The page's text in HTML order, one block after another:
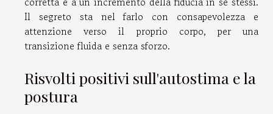
Il segreto sta nel farlo con consapevolezza e
attenzione verso il proprio corpo, per una
transizione fluida e senza sforzo.
Risvolti positivi sull'autostima e la
postura